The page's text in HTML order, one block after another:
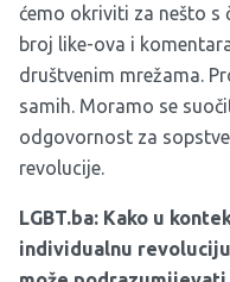
ćemo okriviti za nešto s
broj like-ova i
društvenim mrežama.
samih. Moramo se
odgovornost za
revolucije.
LGBT.ba: Kako u
individualnu